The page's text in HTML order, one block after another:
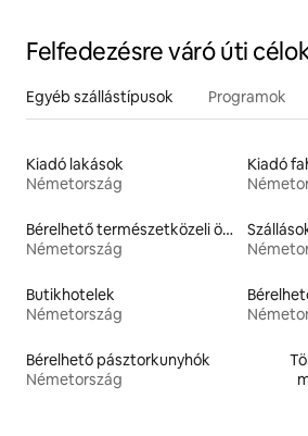
Felfedezésre váró úti
Egyéb szállástípusok Programok
Kiadó lakások
Németország
Kiadó
Bérelhető természetközeli ökoszállások
Németország
Butikhotelek
Németország
Bérelhető pásztorkunyhók
Németország